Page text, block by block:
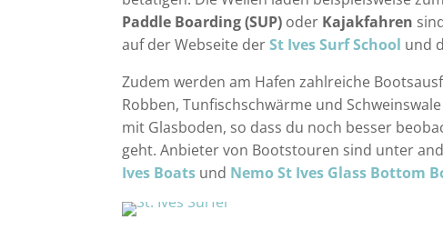
Paddle Boarding (SUP) oder Kajakfahren
auf der Webseite derSt Ives Surf School und
Zudem werden am Hafen zahlreiche
Robben, Tunfischschwärme und
mit Glasboden, so dass du noch besser
geht. Anbieter von Bootstouren sind unter
Ives Boats und Nemo St Ives Glass Bottom